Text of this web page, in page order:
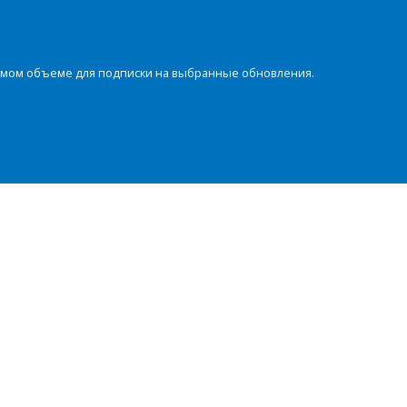
объеме для подписки на выбранные обновления.